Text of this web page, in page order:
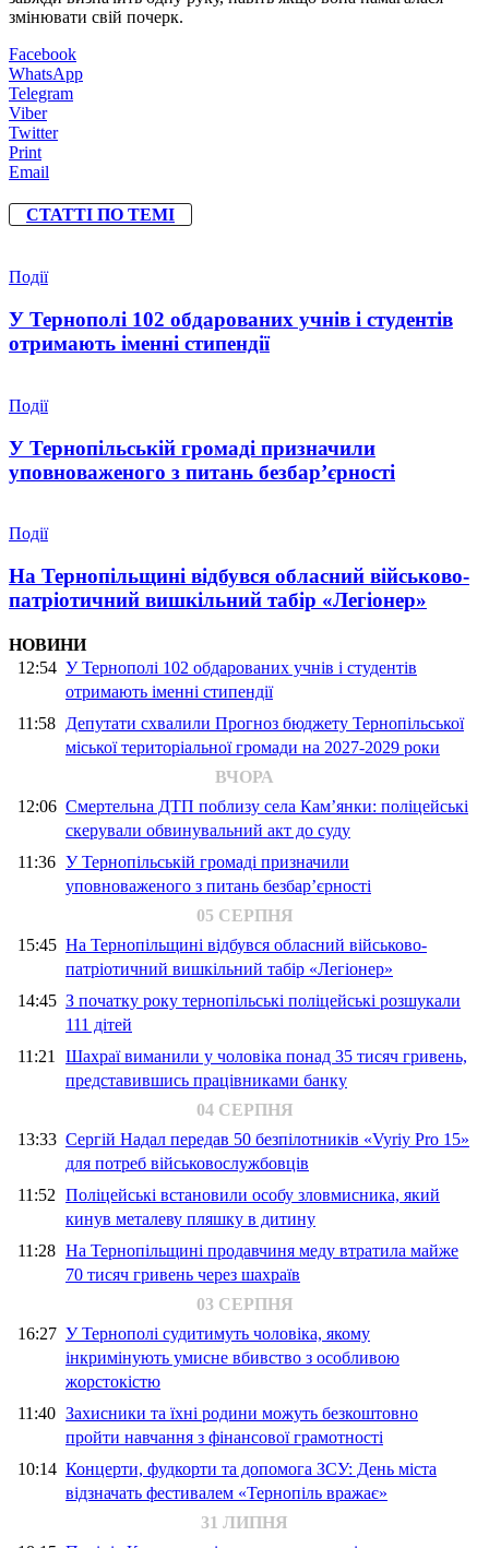
змінювати свій почерк.
Facebook
WhatsApp
Telegram
Viber
Twitter
Print
Email
СТАТТІ ПО ТЕМІ
Події
У Тернополі 102 обдарованих учнів і студентів
отримають іменні стипендії
Події
У Тернопільській громаді призначили
уповноваженого з питань безбар’єрності
Події
На Тернопільщині відбувся обласний військово-
патріотичний вишкільний табір «Легіонер»
НОВИНИ
12:54 У Тернополі 102 обдарованих учнів і студентів
отримають іменні стипендії
11:58 Депутати схвалили Прогноз бюджету Тернопільської
міської територіальної громади на 2027-2029 роки
ВЧОРА
12:06 Смертельна ДТП поблизу села Кам’янки: поліцейські
скерували обвинувальний акт до суду
11:36 У Тернопільській громаді призначили
уповноваженого з питань безбар’єрності
05 СЕРПНЯ
15:45 На Тернопільщині відбувся обласний військово-
патріотичний вишкільний табір «Легіонер»
14:45 З початку року тернопільські поліцейські розшукали
111 дітей
11:21 Шахраї виманили у чоловіка понад 35 тисяч гривень,
представившись працівниками банку
04 СЕРПНЯ
13:33 Сергій Надал передав 50 безпілотників «Vyriy Pro 15»
для потреб військовослужбовців
11:52 Поліцейські встановили особу зловмисника, який
кинув металеву пляшку в дитину
11:28 На Тернопільщині продавчиня меду втратила майже
70 тисяч гривень через шахраїв
03 СЕРПНЯ
16:27 У Тернополі судитимуть чоловіка, якому
інкримінують умисне вбивство з особливою
жорстокістю
11:40 Захисники та їхні родини можуть безкоштовно
пройти навчання з фінансової грамотності
10:14 Концерти, фудкорти та допомога ЗСУ: День міста
відзначать фестивалем «Тернопіль вражає»
31 ЛИПНЯ